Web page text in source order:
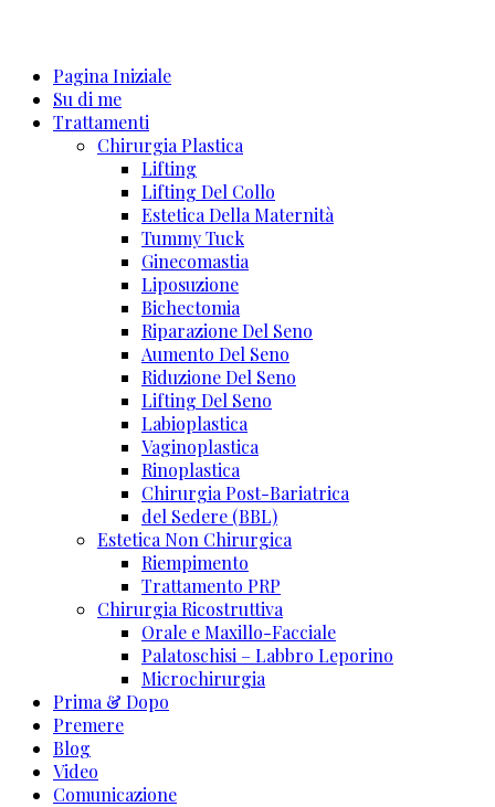
Pagina Iniziale
Su di me
Trattamenti
Chirurgia Plastica
Lifting
Lifting Del Collo
Estetica Della Maternità
Tummy Tuck
Ginecomastia
Liposuzione
Bichectomia
Riparazione Del Seno
Aumento Del Seno
Riduzione Del Seno
Lifting Del Seno
Labioplastica
Vaginoplastica
Rinoplastica
Chirurgia Post-Bariatrica
del Sedere (BBL)
Estetica Non Chirurgica
Riempimento
Trattamento PRP
Chirurgia Ricostruttiva
Orale e Maxillo-Facciale
Palatoschisi – Labbro Leporino
Microchirurgia
Prima & Dopo
Premere
Blog
Video
Comunicazione